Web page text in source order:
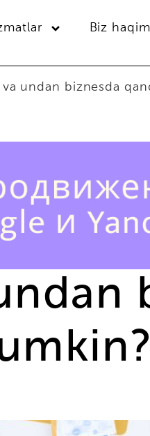
Biz
va undan biznesda